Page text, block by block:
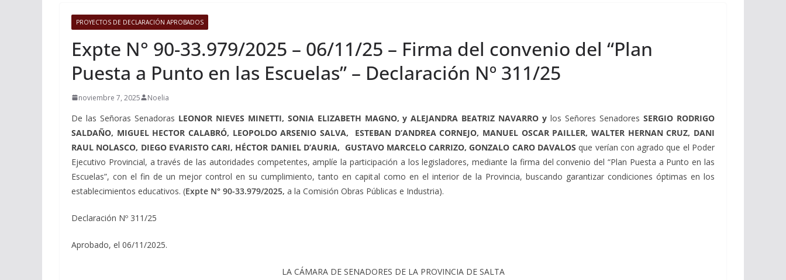
PROYECTOS DE DECLARACIÓN APROBADOS
Expte N° 90-33.979/2025 – 06/11/25 – Firma del convenio del “Plan
Puesta a Punto en las Escuelas” – Declaración Nº 311/25
noviembre 7, 2025 Noelia
De las Señoras Senadoras LEONOR NIEVES MINETTI, SONIA ELIZABETH MAGNO, y ALEJANDRA BEATRIZ NAVARRO y los Señores Senadores SERGIO RODRIGO
SALDAÑO, MIGUEL HECTOR CALABRÓ, LEOPOLDO ARSENIO SALVA, ESTEBAN D’ANDREA CORNEJO, MANUEL OSCAR PAILLER, WALTER HERNAN CRUZ, DANI
RAUL NOLASCO, DIEGO EVARISTO CARI, HÉCTOR DANIEL D’AURIA, GUSTAVO MARCELO CARRIZO, GONZALO CARO DAVALOSque verían con agrado que el Poder
Ejecutivo Provincial, a través de las autoridades competentes, amplíe la participación a los legisladores, mediante la firma del convenio del “Plan Puesta a Punto en las
Escuelas”, con el fin de un mejor control en su cumplimiento, tanto en capital como en el interior de la Provincia, buscando garantizar condiciones óptimas en los
establecimientos educativos. (Expte N° 90-33.979/2025, a la Comisión Obras Públicas e Industria).
Declaración Nº 311/25
Aprobado, el 06/11/2025.
LA CÁMARA DE SENADORES DE LA PROVINCIA DE SALTA